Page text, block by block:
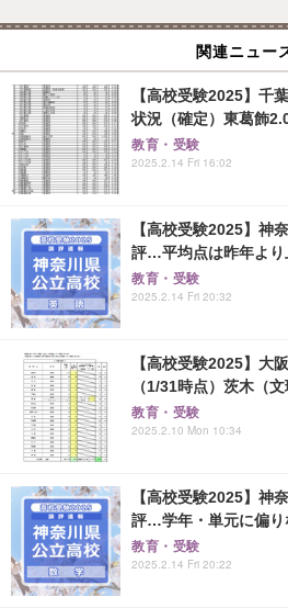
関連ニュー
【高校受験2025】千
状況（確定）東葛飾
教育・受験
2025.2.14 Fri 16:02
【高校受験2025】神
評…平均点は昨年より
教育・受験
2025.2.14 Fri 20:32
【高校受験2025】大
（1/31時点）茨木（
教育・受験
2025.2.10 Mon 10:34
【高校受験2025】神
評…学年・単元に偏り
教育・受験
2025.2.14 Fri 20:22